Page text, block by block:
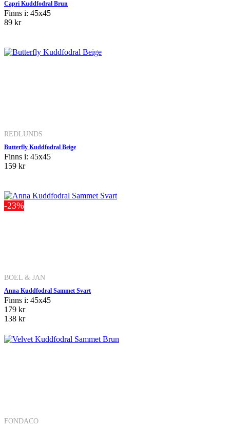
Capri Kuddfodral Brun
Finns i: 45x45
89 kr
REDLUNDS
Butterfly Kuddfodral Beige
Finns i: 45x45
159 kr
-23%
BOEL & JAN
Anna Kuddfodral Sammet Svart
Finns i: 45x45
179 kr
138 kr
FONDACO